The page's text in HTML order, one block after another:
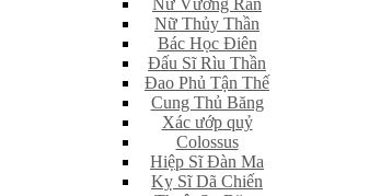
Nữ Vương Rắn
Nữ Thủy Thần
Bác Học Điên
Đấu Sĩ Rìu Thần
Đao Phủ Tận Thế
Cung Thủ Băng
Xác ướp quỷ
Colossus
Hiệp Sĩ Đàn Ma
Kỵ Sĩ Dã Chiến